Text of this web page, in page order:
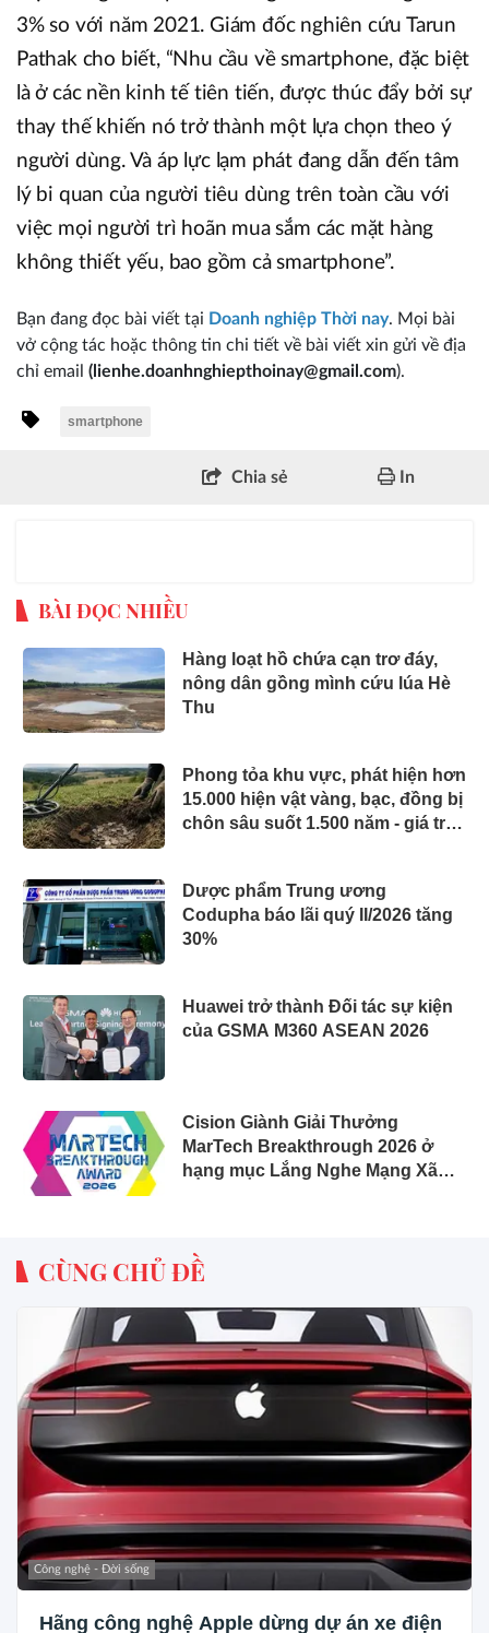
3% so với năm 2021. Giám đốc nghiên cứu Tarun
Pathak cho biết, “Nhu cầu về smartphone, đặc biệt
là ở các nền kinh tế tiên tiến, được thúc đẩy bởi sự
thay thế khiến nó trở thành một lựa chọn theo ý
người dùng. Và áp lực lạm phát đang dẫn đến tâm
lý bi quan của người tiêu dùng trên toàn cầu với
việc mọi người trì hoãn mua sắm các mặt hàng
không thiết yếu, bao gồm cả smartphone”.
Bạn đang đọc bài viết tại Doanh nghiệp Thời nay. Mọi bài
vở cộng tác hoặc thông tin chi tiết về bài viết xin gửi về địa
chỉ email (lienhe.doanhnghiepthoinay@gmail.com).
smartphone
Chia sẻ In
BÀI ĐỌC NHIỀU
Hàng loạt hồ chứa cạn trơ đáy,
nông dân gồng mình cứu lúa Hè
Thu
Phong tỏa khu vực, phát hiện hơn
15.000 hiện vật vàng, bạc, đồng bị
chôn sâu suốt 1.500 năm - giá trị
Dược phẩm Trung ương
Codupha báo lãi quý II/2026 tăng
30%
Huawei trở thành Đối tác sự kiện
của GSMA M360 ASEAN 2026
Cision Giành Giải Thưởng
MarTech Breakthrough 2026 ở
hạng mục Lắng Nghe Mạng Xã
CÙNG CHỦ ĐỀ
Công nghệ - Đời sống
Hãng công nghệ Apple dừng dự án xe điện